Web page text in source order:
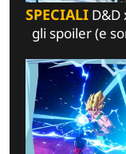
SPECIALI
gli spoiler (e